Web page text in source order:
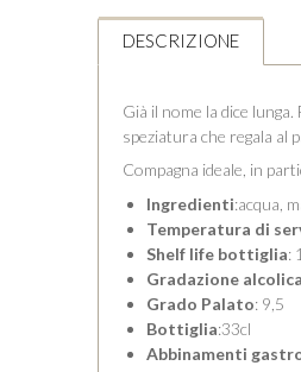
DESCRIZIONE
Già il nome la dice
speziatura che regala al
Compagna ideale, in
Ingredienti:acqua,
Temperatura di
Shelf life bottiglia:
Gradazione alcolica
Grado Palato: 9,5
Bottiglia:33cl
Abbinamenti